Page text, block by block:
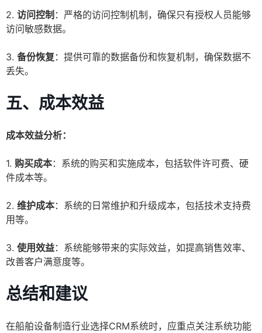
2. 访问控制 ：严格的访问控制机制，确保只有授权人员能够
访问敏感数据。
3. 备份恢复 ：提供可靠的数据备份和恢复机制，确保数据不
丢失。
五、成本效益
成本效益分析：
1. 购买成本：系统的购买和实施成本，包括软件许可费、硬
件成本等。
2. 维护成本：系统的日常维护和升级成本，包括技术支持费
用等。
3. 使用效益：系统能够带来的实际效益，如提高销售效率、
改善客户满意度等。
总结和建议
在船舶设备制造行业选择CRM系统时，应重点关注系统功能